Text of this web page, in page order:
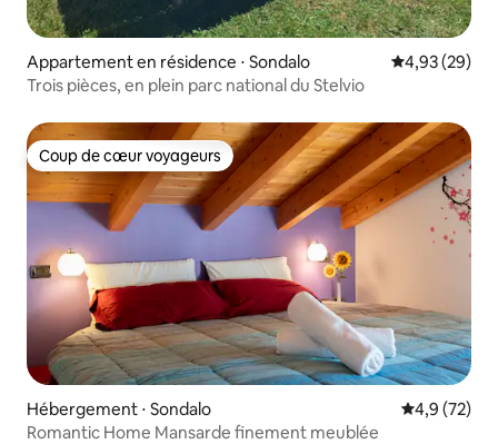
Appartement en résidence ⋅ Sondalo Évaluation
4,93 (29)
Trois pièces, en plein parc national du Stelvio
Coup de cœur voyageurs
Coup de cœur voyageurs
Hébergement ⋅ Sondalo Évaluation
4,9 (72)
Romantic Home Mansarde finement meublée